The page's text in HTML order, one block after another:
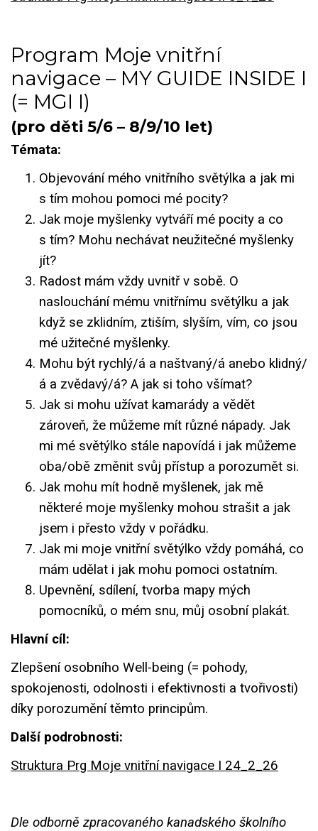
Program Moje vnitřní
navigace – MY GUIDE INSIDE I
(= MGI I)
(pro děti 5/6 – 8/9/10 let)
Témata:
Objevování mého vnitřního světýlka a jak mi
s tím mohou pomoci mé pocity?
Jak moje myšlenky vytváří mé pocity a co
s tím? Mohu nechávat neužitečné myšlenky
jít?
Radost mám vždy uvnitř v sobě. O
naslouchání mému vnitřnímu světýlku a jak
když se zklidním, ztiším, slyším, vím, co jsou
mé užitečné myšlenky.
Mohu být rychlý/á a naštvaný/á anebo klidný/
á a zvědavý/á? A jak si toho všímat?
Jak si mohu užívat kamarády a vědět
zároveň, že můžeme mít různé nápady. Jak
mi mé světýlko stále napovídá i jak můžeme
oba/obě změnit svůj přístup a porozumět si.
Jak mohu mít hodně myšlenek, jak mě
některé moje myšlenky mohou strašit a jak
jsem i přesto vždy v pořádku.
Jak mi moje vnitřní světýlko vždy pomáhá, co
mám udělat i jak mohu pomoci ostatním.
Upevnění, sdílení, tvorba mapy mých
pomocníků, o mém snu, můj osobní plakát.
Hlavní cíl:
Zlepšení osobního Well-being (= pohody,
spokojenosti, odolnosti i efektivnosti a tvořivosti)
díky porozumění těmto principům.
Další podrobnosti:
Struktura Prg Moje vnitřní navigace I 24_2_26
Dle odborně zpracovaného kanadského školního